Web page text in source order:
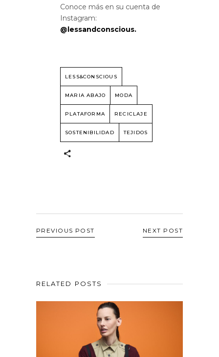
Conoce más en su cuenta de
Instagram:
@lessandconscious.
LESS&CONSCIOUS
MARIA ABAJO MODA
PLATAFORMA RECICLAJE
SOSTENIBILIDAD TEJIDOS
PREVIOUS POST NEXT POST
RELATED POSTS